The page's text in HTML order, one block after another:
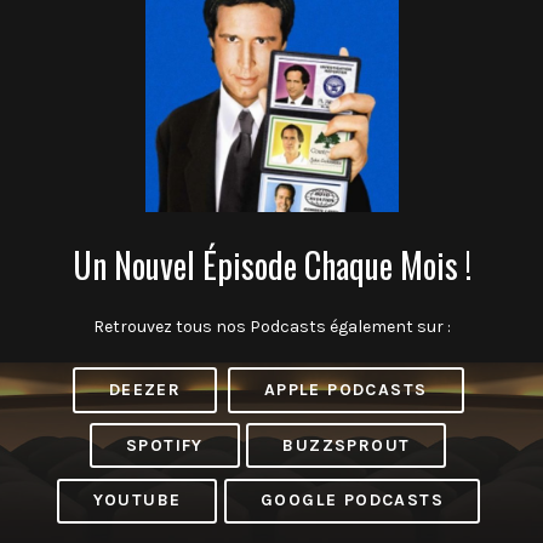
Un Nouvel Épisode Chaque Mois !
Retrouvez tous nos Podcasts également sur :
DEEZER APPLE PODCASTS
SPOTIFY BUZZSPROUT
YOUTUBE GOOGLE PODCASTS